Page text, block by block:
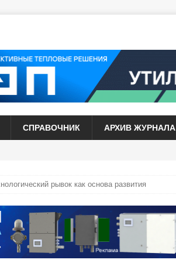
СПРАВОЧНИК АРХИВ ЖУРНАЛА
рывок как основа развития